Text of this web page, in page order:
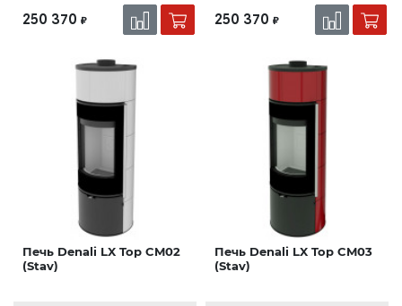
250 370 ₽ 250 370 ₽
Печь Denali LX Top CM02
(Stav)
Печь Denali LX Top CM03
(Stav)